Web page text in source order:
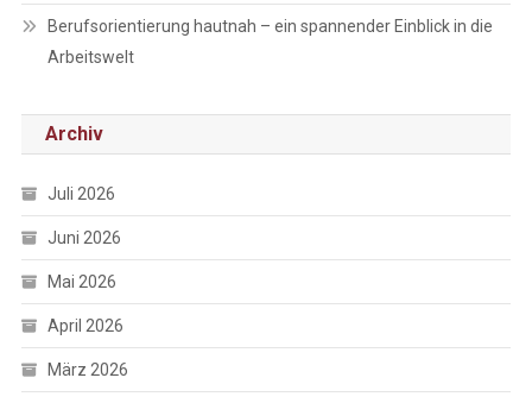
Berufsorientierung hautnah – ein spannender Einblick in die
Arbeitswelt
Archiv
Juli 2026
Juni 2026
Mai 2026
April 2026
März 2026